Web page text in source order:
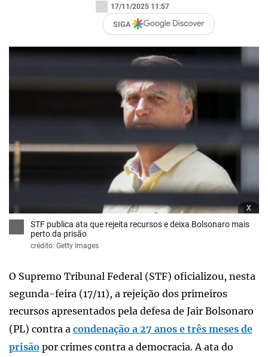
17/11/2025 11:57
SIGA
x
STF publica ata que rejeita recursos e deixa Bolsonaro mais
perto da prisão
crédito: Getty Images
O Supremo Tribunal Federal (STF) oficializou, nesta
segunda-feira (17/11), a rejeição dos primeiros
recursos apresentados pela defesa de Jair Bolsonaro
(PL) contra a condenação a 27 anos e três meses de
prisão por crimes contra a democracia. A ata do